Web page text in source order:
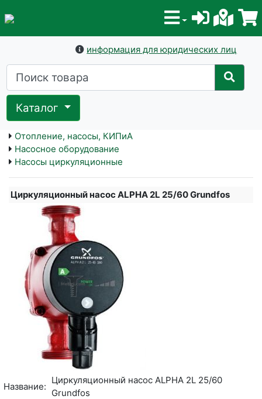
информация для юридических лиц
Каталог
Отопление, насосы, КИПиА
Насосное оборудование
Насосы циркуляционные
Циркуляционный насос ALPHA 2L 25/60 Grundfos
Название:
Циркуляционный насос ALPHA 2L 25/60
Grundfos